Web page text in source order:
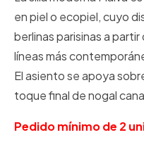
en piel o ecopiel, cuyo
berlinas parisinas a
líneas más
El asiento se apoya
toque final de nogal
Pedido mínimo de 2